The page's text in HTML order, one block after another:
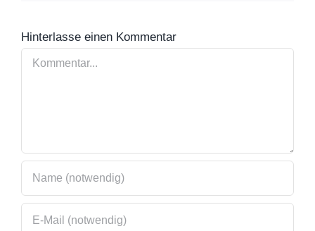
Hinterlasse einen Kommentar